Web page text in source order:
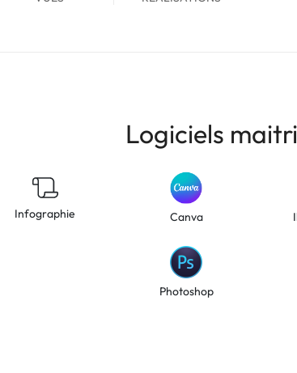
Infographie
Logiciels
Canva
Photoshop